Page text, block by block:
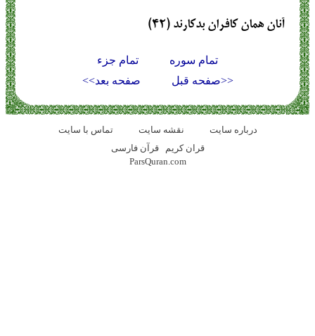
آنان همان كافران بدكارند (۴۲)
تمام سوره
تمام جزء
<<صفحه قبل
صفحه بعد>>
تماس با سایت نقشه سايت
درباره سایت
قران کریم
قرآن فارسی
ParsQuran.com